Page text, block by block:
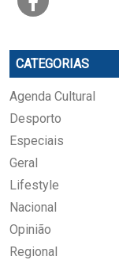
CATEGORIAS
Agenda Cultural
Desporto
Especiais
Geral
Lifestyle
Nacional
Opinião
Regional